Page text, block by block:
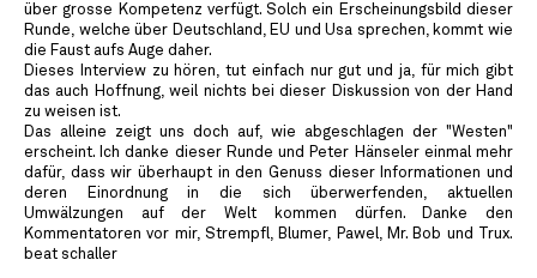
über grosse Kompetenz verfügt. Solch ein Erscheinungsbild dieser
Runde, welche über Deutschland, EU und Usa sprechen, kommt wie
die Faust aufs Auge daher.
Dieses Interview zu hören, tut einfach nur gut und ja, für mich gibt
das auch Hoffnung, weil nichts bei dieser Diskussion von der Hand
zu weisen ist.
Das alleine zeigt uns doch auf, wie abgeschlagen der "Westen"
erscheint. Ich danke dieser Runde und Peter Hänseler einmal mehr
dafür, dass wir überhaupt in den Genuss dieser Informationen und
deren Einordnung in die sich überwerfenden, aktuellen
Umwälzungen auf der Welt kommen dürfen. Danke den
Kommentatoren vor mir, Strempfl, Blumer, Pawel, Mr. Bob und Trux.
beat schaller